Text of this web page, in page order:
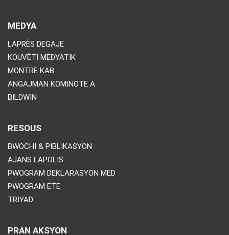
MEDYA
LAPRÈS DEGAJE
KOUVÈTI MEDYATIK
MONTRE KAB
ANGAJMAN KOMINOTE A
BILDWIN
RESOUS
BWOCHI & PIBLIKASYON
AJANS LAPOLIS
PWOGRAM DEKLARASYON MED
PWOGRAM ETE
TRIYAD
PRAN AKSYON